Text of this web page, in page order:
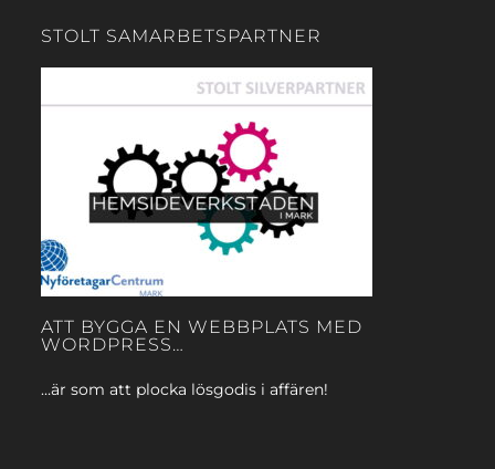
STOLT SAMARBETSPARTNER
ATT BYGGA EN WEBBPLATS MED
WORDPRESS…
…är som att plocka lösgodis i affären!